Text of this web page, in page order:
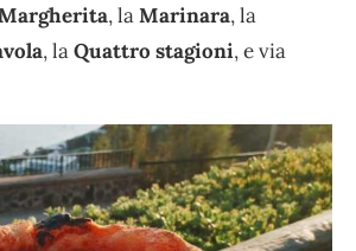
, laMarinara, la
, laQuattro stagioni, e via